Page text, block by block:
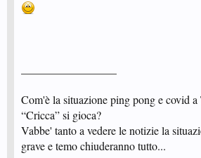
Com'è la situazione ping pong e covid
“Cricca” si gioca?
Vabbe' tanto a vedere le notizie la
grave e temo chiuderanno tutto...